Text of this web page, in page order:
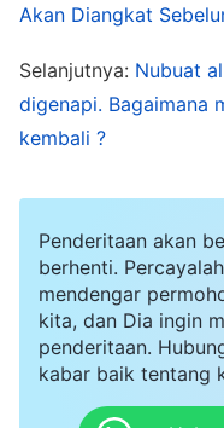
keuntungan untuk
manusia, sampai
pikirkan adalah
Mereka berjuang
penghinaan demi
mengorbankan
ketenaran dan
melakukan
demi ketenaran
Akan Diangkat
Selanjutnya: Nubuat
digenapi. Bagaimana
kembali ?
Penderitaan akan
berhenti.
mendengar
kita, dan Dia ingin
penderitaan.
kabar baik tentang